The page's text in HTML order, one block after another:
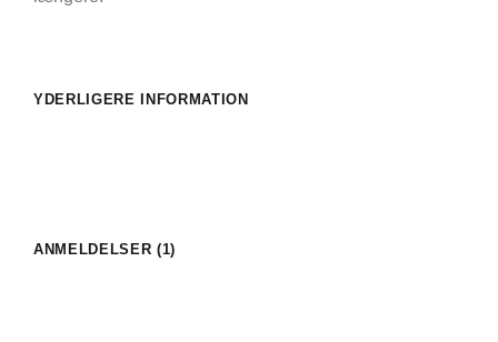
YDERLIGERE INFORMATION
ANMELDELSER (1)